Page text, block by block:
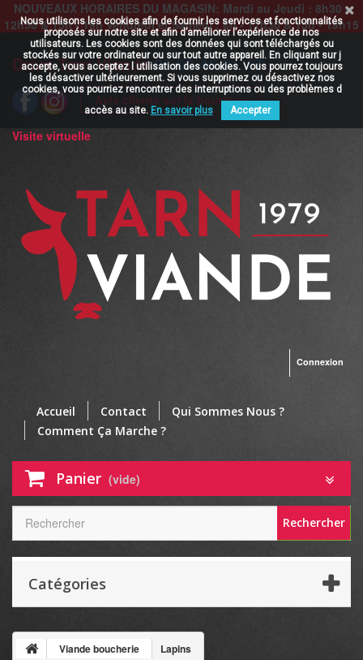
NOUVEAUX HORAIRES DU MAGASIN: Mardi au Jeudi : 8h30 -
12h30 & 15h - 19h Vendredi et Samedi : 8h - 12h30 & 15h - 19h15
Drive Tarn Viande05.63.46.21.17
Avis clients sur la boutique
Visite virtuelle
Connexion
Accueil Contact
Qui Sommes Nous ?
Comment Ça Marche ?
Panier (vide)
Rechercher
Catégories
Viande boucherie Lapins
Nous utilisons les cookies afin de fournir les services et fonctionnalités
proposés sur notre site et afin d’améliorer l’expérience de nos
utilisateurs. Les cookies sont des données qui sont téléchargés ou
stockés sur votre ordinateur ou sur tout autre appareil. En cliquant sur j
accepte, vous acceptez l utilisation des cookies. Vous pourrez toujours
les désactiver ultérieurement. Si vous supprimez ou désactivez nos
cookies, vous pourriez rencontrer des interruptions ou des problèmes d
accès au site.En savoir plus Accepter